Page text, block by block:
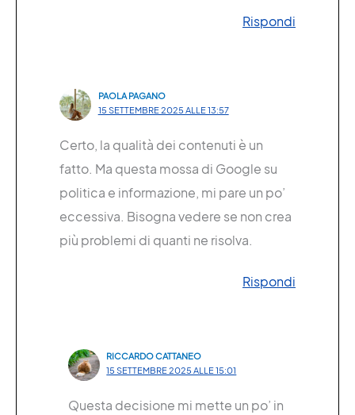
Rispondi
PAOLA PAGANO
15 SETTEMBRE 2025 ALLE 13:57
Certo, la qualità dei contenuti è un
fatto. Ma questa mossa di Google su
politica e informazione, mi pare un po’
eccessiva. Bisogna vedere se non crea
più problemi di quanti ne risolva.
Rispondi
RICCARDO CATTANEO
15 SETTEMBRE 2025 ALLE 15:01
Questa decisione mi mette un po’ in